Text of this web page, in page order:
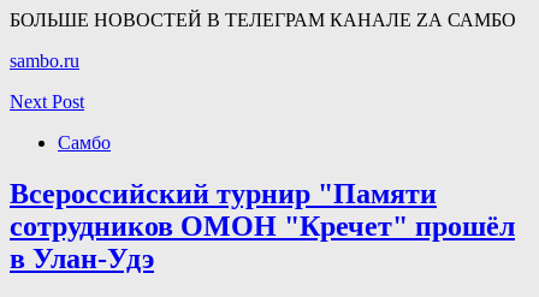
БОЛЬШЕ НОВОСТЕЙ В ТЕЛЕГРАМ КАНАЛЕ ZА САМБО
sambo.ru
Next Post
Самбо
Всероссийский турнир "Памяти
сотрудников ОМОН "Кречет" прошёл
в Улан-Удэ